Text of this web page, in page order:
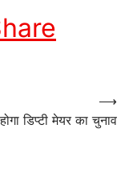
डिप्टी मेयर का चुनाव
⟶